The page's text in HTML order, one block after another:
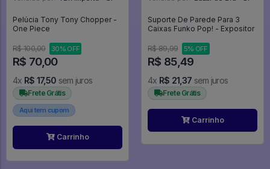
Pelúcia Tony Tony Chopper -
One Piece
R$ 100,00 30% OFF
R$ 70,00
4x R$ 17,50 sem juros
Frete Grátis
Aqui tem cupom
Carrinho
Suporte De Parede Para 3
Caixas Funko Pop! - Expositor
R$ 89,99 5% OFF
R$ 85,49
4x R$ 21,37 sem juros
Frete Grátis
Carrinho